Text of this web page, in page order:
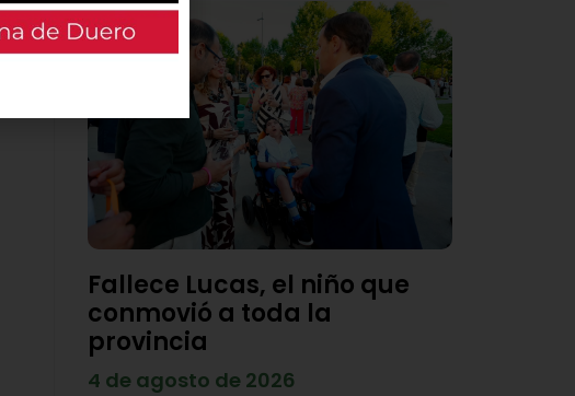
Fallece Lucas, el niño que
conmovió a toda la
provincia
4 de agosto de 2026